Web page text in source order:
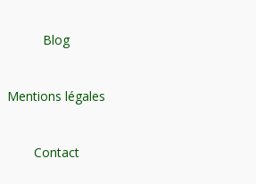
Blog
Mentions légales
Contact